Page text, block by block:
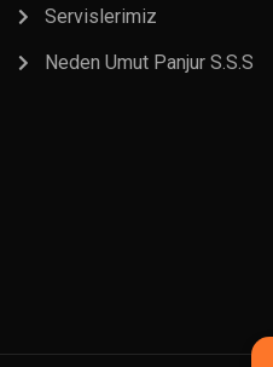
Servislerimiz
Neden Umut Panjur S.S.S